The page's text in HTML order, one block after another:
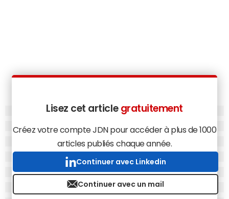
Lisez cet article gratuitement
Créez votre compte JDN pour accéder à plus de 1000
articles publiés chaque année.
Continuer avec Linkedin
Continuer avec un mail